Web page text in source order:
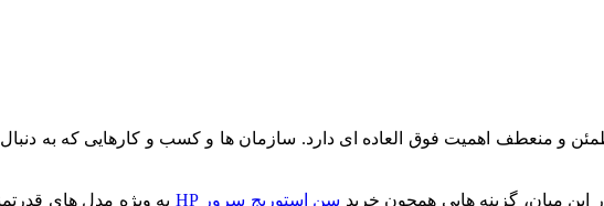
و منعطف اهمیت فوق العاده ای دارد. سازمان ها و کسب و کارهایی که به دنبال
سن استوریج سرور HP